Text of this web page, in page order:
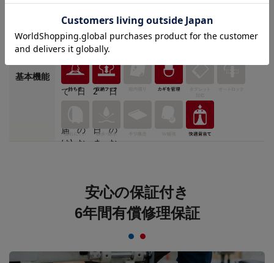
基本機能
安心の保証付き
6年間有償修理保証